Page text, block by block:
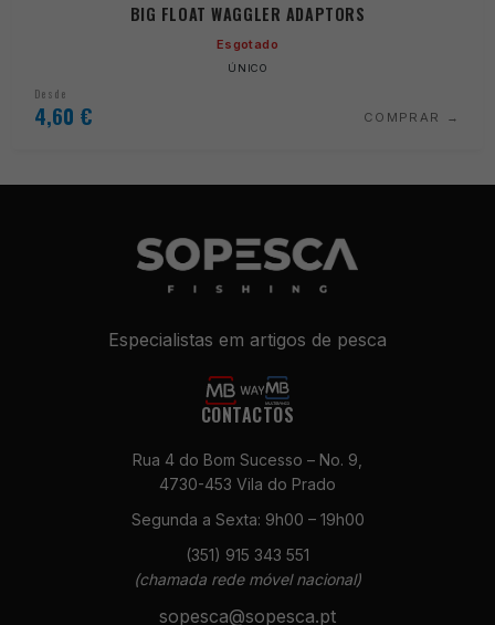
BIG FLOAT WAGGLER ADAPTORS
Esgotado
ÚNICO
Desde
4,60 € COMPRAR
Especialistas em artigos de pesca
CONTACTOS
Rua 4 do Bom Sucesso – No. 9,
4730-453 Vila do Prado
Segunda a Sexta: 9h00 – 19h00
(351) 915 343 551
(chamada rede móvel nacional)
sopesca@sopesca.pt